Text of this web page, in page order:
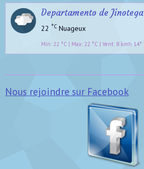
Departamento de Jinotega
22 °C Nuageux
Min: 22 °C | Max: 22 °C | Vent: 8 kmh 14°
Nous rejoindre sur Facebook